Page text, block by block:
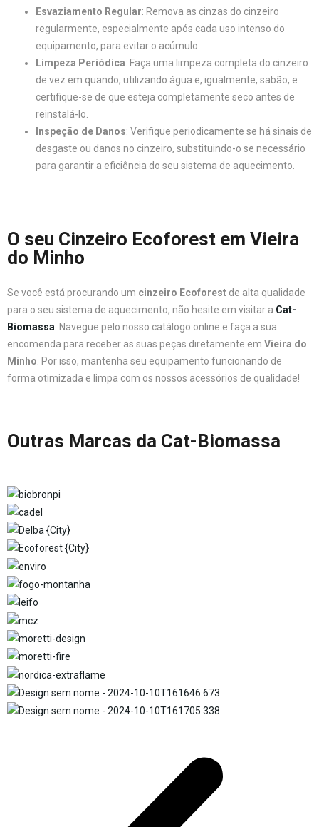
Esvaziamento Regular: Remova as cinzas do cinzeiro
regularmente, especialmente após cada uso intenso do
equipamento, para evitar o acúmulo.
Limpeza Periódica: Faça uma limpeza completa do cinzeiro
de vez em quando, utilizando água e, igualmente, sabão, e
certifique-se de que esteja completamente seco antes de
reinstalá-lo.
Inspeção de Danos: Verifique periodicamente se há sinais de
desgaste ou danos no cinzeiro, substituindo-o se necessário
para garantir a eficiência do seu sistema de aquecimento.
O seu Cinzeiro Ecoforest em Vieira
do Minho
Se você está procurando um cinzeiro Ecoforest de alta qualidade
para o seu sistema de aquecimento, não hesite em visitar a Cat-
Biomassa. Navegue pelo nosso catálogo online e faça a sua
encomenda para receber as suas peças diretamente em Vieira do
Minho. Por isso, mantenha seu equipamento funcionando de
forma otimizada e limpa com os nossos acessórios de qualidade!
Outras Marcas da Cat-Biomassa